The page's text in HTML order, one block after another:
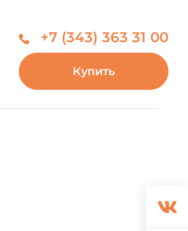
+7 (343) 363 31 00
Купить